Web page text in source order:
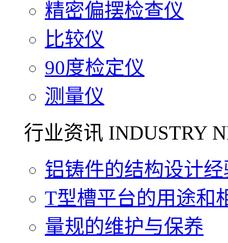
精密偏摆检查仪
比较仪
90度检定仪
测量仪
行业资讯 INDUSTRY
铝铸件的结构设计经
T型槽平台的用途和
量规的维护与保养